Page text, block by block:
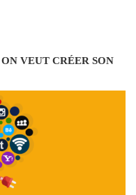
VEUT CRÉER SON